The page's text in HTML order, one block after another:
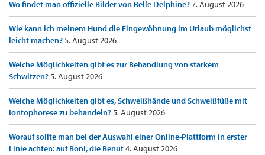
Wo findet man offizielle Bilder von Belle Delphine?7. August 2026
Wie kann ich meinem Hund die Eingewöhnung im Urlaub möglichst
leicht machen?5. August 2026
Welche Möglichkeiten gibt es zur Behandlung von starkem
Schwitzen?5. August 2026
Welche Möglichkeiten gibt es, Schweißhände und Schweißfüße mit
Iontophorese zu behandeln?5. August 2026
Worauf sollte man bei der Auswahl einer Online-Plattform in erster
Linie achten: auf Boni, die Benut4. August 2026